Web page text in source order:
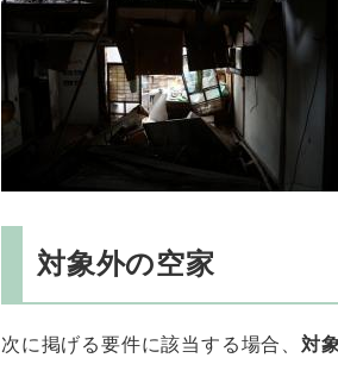
対象外の空家
次に掲げる要件に該当する場合、 対